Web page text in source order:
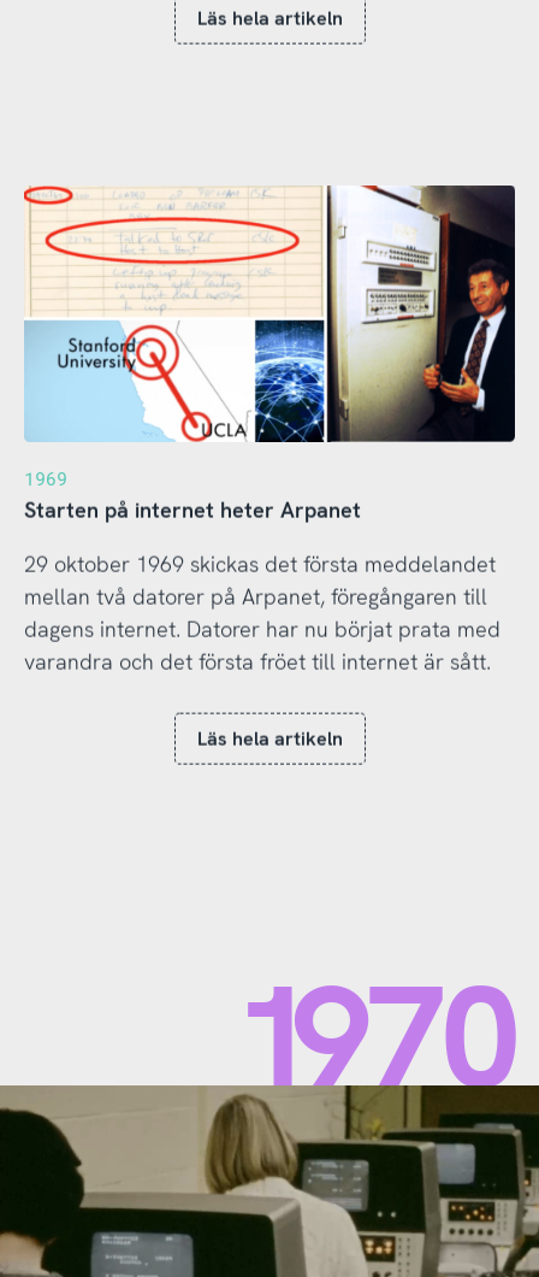
Läs hela artikeln
1969
Starten på internet heter Arpanet
29 oktober 1969 skickas det första meddelandet
mellan två datorer på Arpanet, föregångaren till
dagens internet. Datorer har nu börjat prata med
varandra och det första fröet till internet är sått.
Läs hela artikeln
1970